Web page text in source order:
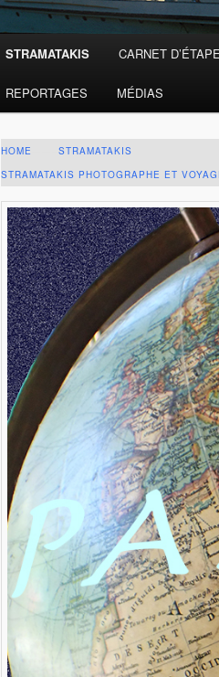
STRAMATAKIS CARNET D’ÉTAPE
REPORTAGES MÉDIAS
HOME
STRAMATAKIS
STRAMATAKIS PHOTOGRAPHE ET